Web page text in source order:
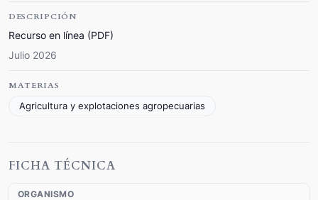
DESCRIPCIÓN
Recurso en línea (PDF)
Julio 2026
MATERIAS
Agricultura y explotaciones agropecuarias
FICHA TÉCNICA
ORGANISMO